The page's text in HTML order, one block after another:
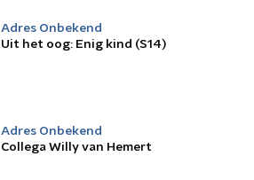
Adres Onbekend
Uit het oog: Enig kind (S14)
Adres Onbekend
Collega Willy van Hemert